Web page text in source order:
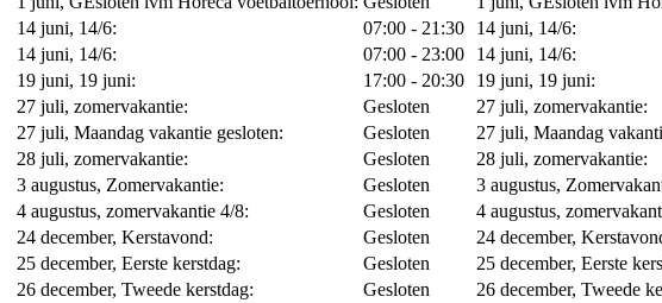
14 juni, 14/6:
07:00 - 21:30
14 juni, 14/6:
07:00 - 23:00
19 juni, 19 juni:
17:00 - 20:30
27 juli, zomervakantie:
Gesloten
27 juli, Maandag vakantie gesloten:
Gesloten
28 juli, zomervakantie:
Gesloten
3 augustus, Zomervakantie:
Gesloten
4 augustus, zomervakantie 4/8:
Gesloten
24 december, Kerstavond:
Gesloten
25 december, Eerste kerstdag:
Gesloten
26 december, Tweede kerstdag:
Gesloten
14 juni, 14/6:
14 juni, 14/6:
19 juni, 19 juni:
27 juli, zomervakantie:
27 juli, Maandag
28 juli, zomervakantie:
3 augustus,
4 augustus,
24 december,
25 december, Eerste
26 december, Tweede